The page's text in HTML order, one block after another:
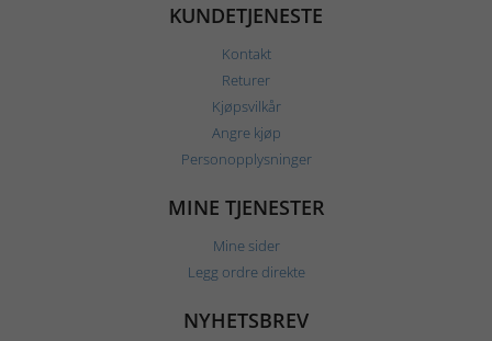
KUNDETJENESTE
Kontakt
Returer
Kjøpsvilkår
Angre kjøp
Personopplysninger
MINE TJENESTER
Mine sider
Legg ordre direkte
NYHETSBREV